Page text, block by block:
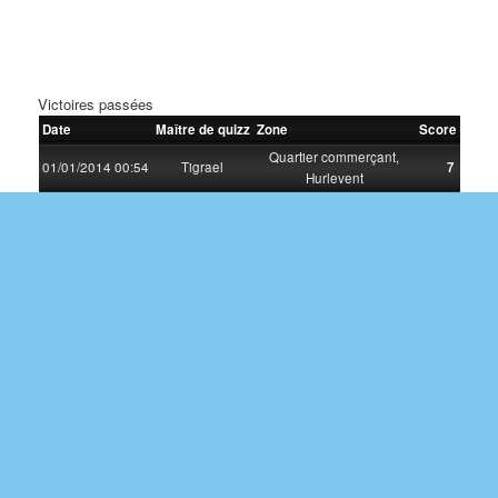
Victoires passées
Date Maître de quizz Zone Score
01/01/2014 00:54 Tigrael
Quartier commerçant,
Hurlevent
7